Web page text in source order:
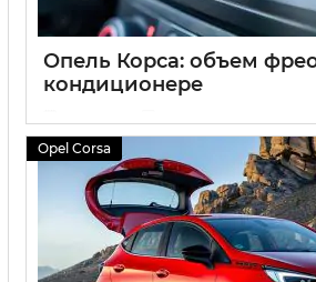
Опель Корса: объем
кондиционере
Opel Corsa